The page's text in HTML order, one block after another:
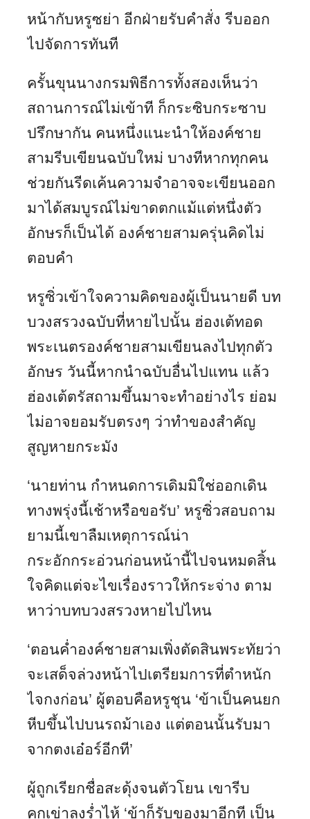
หน้ากับหรูซย่า อีกฝ่ายรับคำสั่ง รีบออก
ไปจัดการทันที
ครั้นขุนนางกรมพิธีการทั้งสองเห็นว่า
สถานการณ์ไม่เข้าที ก็กระซิบกระซาบ
ปรึกษากัน คนหนึ่งแนะนำให้องค์ชาย
สามรีบเขียนฉบับใหม่ บางทีหากทุกคน
ช่วยกันรีดเค้นความจำอาจจะเขียนออก
มาได้สมบูรณ์ไม่ขาดตกแม้แต่หนึ่งตัว
อักษรก็เป็นได้ องค์ชายสามครุ่นคิดไม่
ตอบคำ
หรูซิ่วเข้าใจความคิดของผู้เป็นนายดี บท
บวงสรวงฉบับที่หายไปนั้น ฮ่องเต้ทอด
พระเนตรองค์ชายสามเขียนลงไปทุกตัว
อักษร วันนี้หากนำฉบับอื่นไปแทน แล้ว
ฮ่องเต้ตรัสถามขึ้นมาจะทำอย่างไร ย่อม
ไม่อาจยอมรับตรงๆ ว่าทำของสำคัญ
สูญหายกระมัง
‘นายท่าน กำหนดการเดิมมิใช่ออกเดิน
ทางพรุ่งนี้เช้าหรือขอรับ’ หรูซิ่วสอบถาม
ยามนี้เขาลืมเหตุการณ์น่า
กระอักกระอ่วนก่อนหน้านี้ไปจนหมดสิ้น
ใจคิดแต่จะไขเรื่องราวให้กระจ่าง ตาม
หาว่าบทบวงสรวงหายไปไหน
‘ตอนค่ำองค์ชายสามเพิ่งตัดสินพระทัยว่า
จะเสด็จล่วงหน้าไปเตรียมการที่ตำหนัก
ไจกงก่อน’ ผู้ตอบคือหรูชุน ‘ข้าเป็นคนยก
หีบขึ้นไปบนรถม้าเอง แต่ตอนนั้นรับมา
จากตงเอ๋อร์อีกที’
ผู้ถูกเรียกชื่อสะดุ้งจนตัวโยน เขารีบ
คุกเข่าลงร่ำไห้ ‘ข้าก็รับของมาอีกที เป็น